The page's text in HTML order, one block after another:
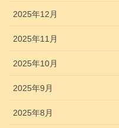
2025年12月
2025年11月
2025年10月
2025年9月
2025年8月